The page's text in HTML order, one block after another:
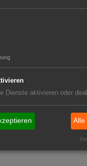
Dienste aktivieren oder
Alle